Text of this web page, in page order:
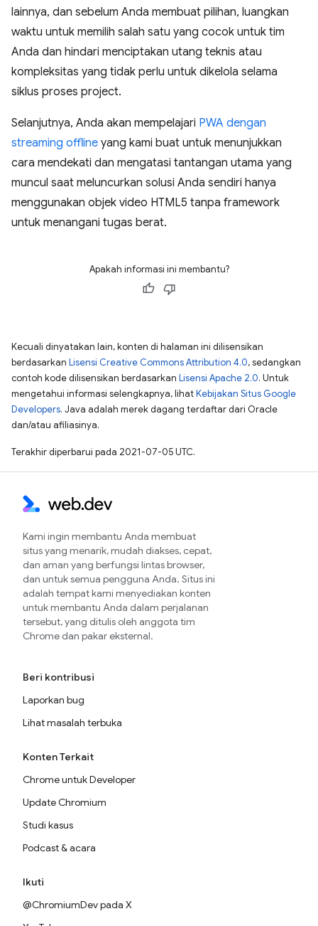
lainnya, dan sebelum Anda membuat pilihan, luangkan
waktu untuk memilih salah satu yang cocok untuk tim
Anda dan hindari menciptakan utang teknis atau
kompleksitas yang tidak perlu untuk dikelola selama
siklus proses project.
Selanjutnya, Anda akan mempelajari PWA dengan
streaming offline yang kami buat untuk menunjukkan
cara mendekati dan mengatasi tantangan utama yang
muncul saat meluncurkan solusi Anda sendiri hanya
menggunakan objek video HTML5 tanpa framework
untuk menangani tugas berat.
Apakah informasi ini membantu?
Kecuali dinyatakan lain, konten di halaman ini dilisensikan
berdasarkan Lisensi Creative Commons Attribution 4.0, sedangkan
contoh kode dilisensikan berdasarkan Lisensi Apache 2.0. Untuk
mengetahui informasi selengkapnya, lihatKebijakan Situs Google
Developers. Java adalah merek dagang terdaftar dari Oracle
dan/atau afiliasinya.
Terakhir diperbarui pada 2021-07-05 UTC.
Kami ingin membantu Anda membuat
situs yang menarik, mudah diakses, cepat,
dan aman yang berfungsi lintas browser,
dan untuk semua pengguna Anda. Situs ini
adalah tempat kami menyediakan konten
untuk membantu Anda dalam perjalanan
tersebut, yang ditulis oleh anggota tim
Chrome dan pakar eksternal.
Beri kontribusi
Laporkan bug
Lihat masalah terbuka
Konten Terkait
Chrome untuk Developer
Update Chromium
Studi kasus
Podcast & acara
Ikuti
@ChromiumDev pada X